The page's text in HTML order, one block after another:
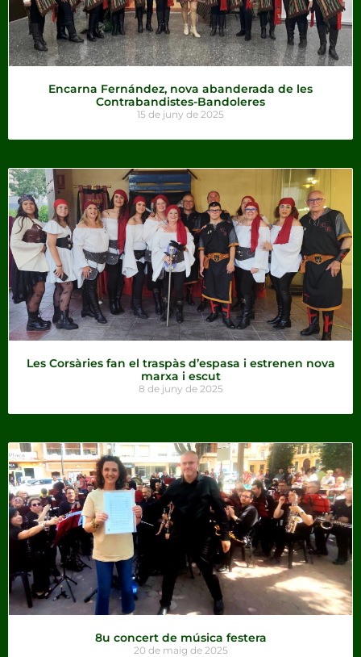
Encarna Fernández, nova abanderada de les
Contrabandistes-Bandoleres
15 de juny de 2025
Les Corsàries fan el traspàs d’espasa i estrenen nova
marxa i escut
8 de juny de 2025
8u concert de música festera
20 de maig de 2025